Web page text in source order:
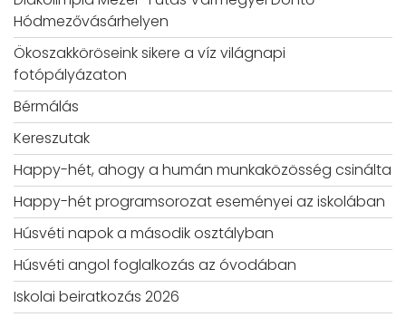
Hódmezővásárhelyen
Ökoszakköröseink sikere a víz világnapi
fotópályázaton
Bérmálás
Kereszutak
Happy-hét, ahogy a humán munkaközösség csinálta
Happy-hét programsorozat eseményei az iskolában
Húsvéti napok a második osztályban
Húsvéti angol foglalkozás az óvodában
Iskolai beiratkozás 2026